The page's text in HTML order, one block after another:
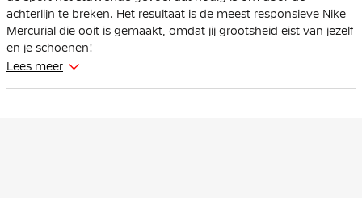
achterlijn te breken. Het resultaat is de meest responsieve Nike
Mercurial die ooit is gemaakt, omdat jij grootsheid eist van jezelf
en je schoenen!
Lees meer